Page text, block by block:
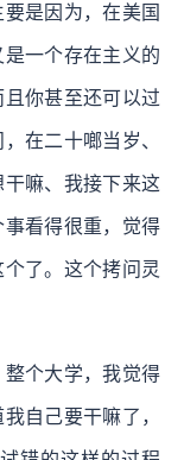
是因为，在美国
一个存在主义的
你甚至还可以过
在二十啷当岁、
嘛、我接下来这
看得很重，觉得
了。这个拷问灵
个大学，我觉得
自己要干嘛了，